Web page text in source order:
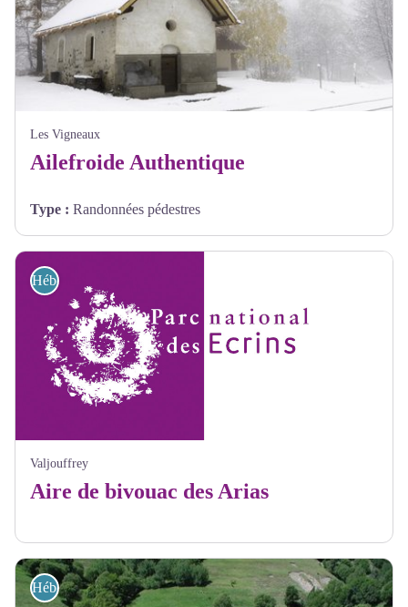
Les Vigneaux
Ailefroide Authentique
Type : Randonnées pédestres
Hébergements
Valjouffrey
Aire de bivouac des Arias
Hébergements